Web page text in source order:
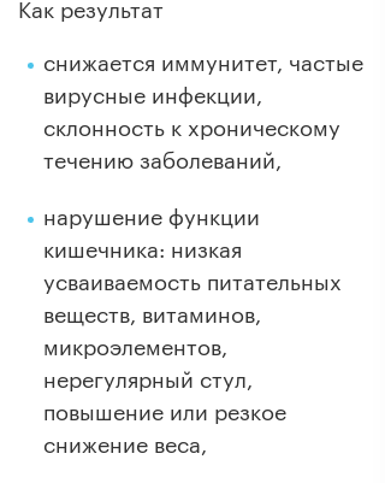
Как результат
снижается иммунитет, частые
вирусные инфекции,
склонность к хроническому
течению заболеваний,
нарушение функции
кишечника: низкая
усваиваемость питательных
веществ, витаминов,
микроэлементов,
нерегулярный стул,
повышение или резкое
снижение веса,